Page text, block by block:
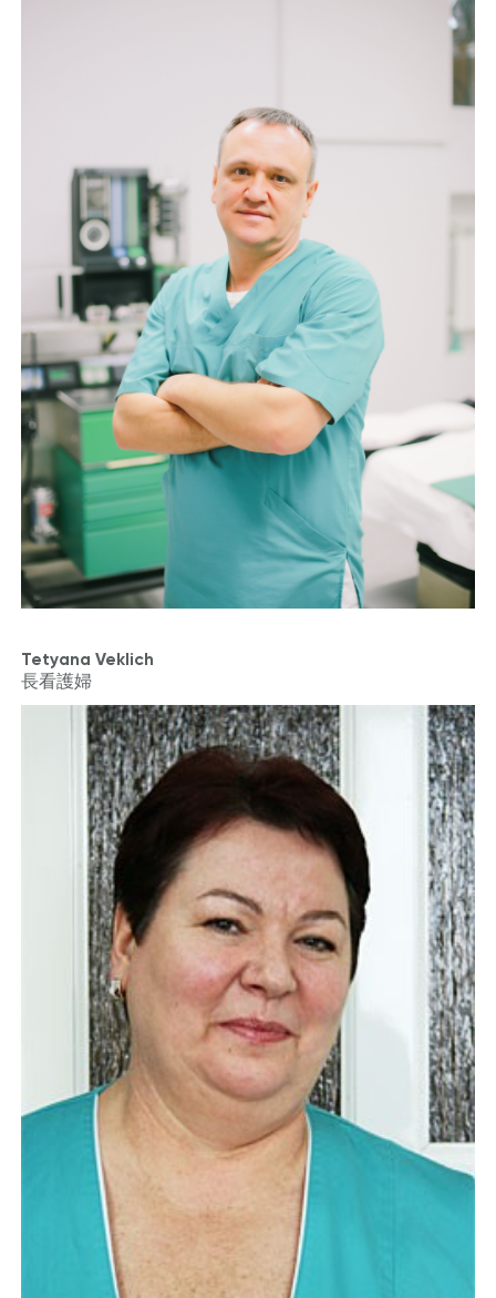
Tetyana Veklich
長看護婦